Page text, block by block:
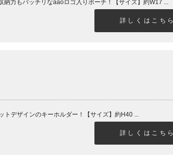
力もバッチリなaaoロゴ入りポーチ！【サイズ】約W17 ...
詳しくはこちら
トデザインのキーホルダー！【サイズ】約H40 ...
詳しくはこちら